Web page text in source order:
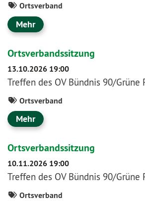
Ortsverband
Mehr
Ortsverbandssitzung
13.10.2026 19:00
Treffen des OV Bündnis 90/Grüne
Ortsverband
Mehr
Ortsverbandssitzung
10.11.2026 19:00
Treffen des OV Bündnis 90/Grüne
Ortsverband